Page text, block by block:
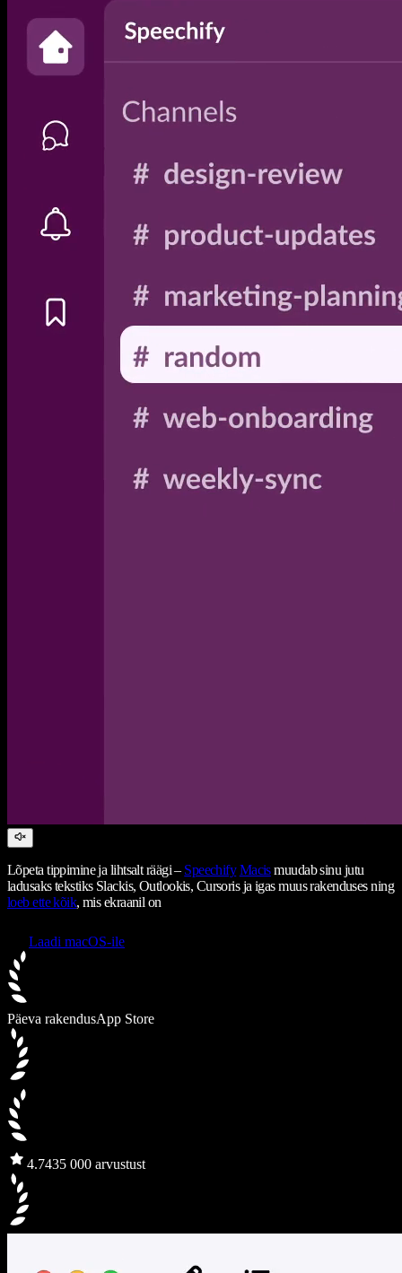
Lõpeta tippimine ja lihtsalt räägi – Speechify Macismuudab sinu jutu
ladusaks tekstiks Slackis, Outlookis, Cursoris ja igas muus rakenduses ning
loeb ette kõik, mis ekraanil on
Laadi macOS-ile
Päeva rakendusApp Store
4.7435 000 arvustust